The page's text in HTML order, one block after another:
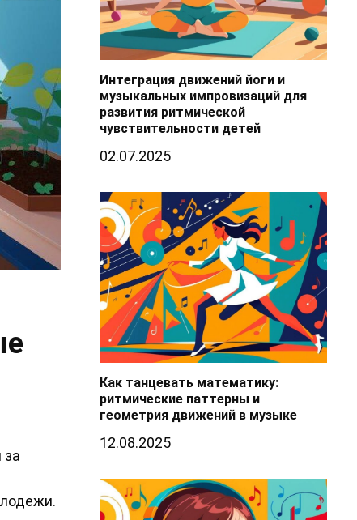
за
Интеграция движений йоги и
музыкальных импровизаций для
развития ритмической
чувствительности детей
02.07.2025
Как танцевать математику:
ритмические паттерны и
геометрия движений в музыке
12.08.2025